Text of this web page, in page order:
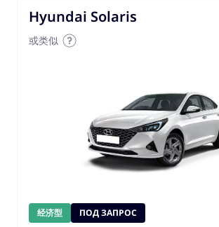
Hyundai Solaris
或类似
经济型 ПОД ЗАПРОС